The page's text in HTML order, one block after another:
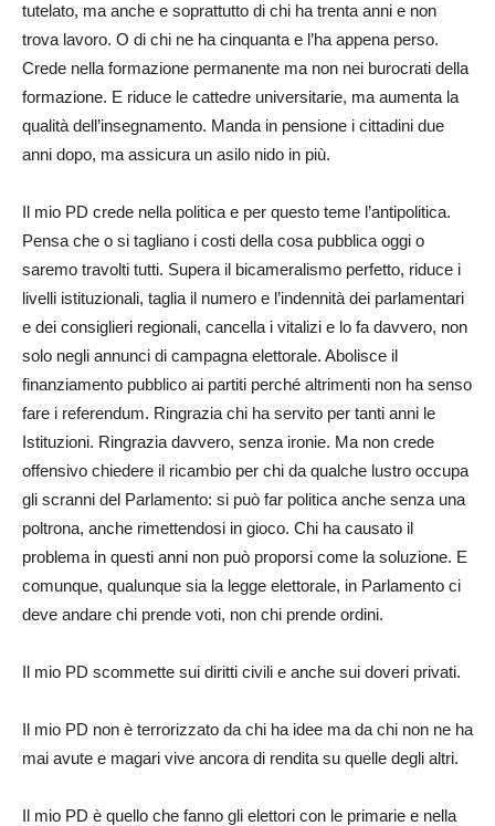
tutelato, ma anche e soprattutto di chi ha trenta anni e non
trova lavoro. O di chi ne ha cinquanta e l’ha appena perso.
Crede nella formazione permanente ma non nei burocrati della
formazione. E riduce le cattedre universitarie, ma aumenta la
qualità dell’insegnamento. Manda in pensione i cittadini due
anni dopo, ma assicura un asilo nido in più.
Il mio PD crede nella politica e per questo teme l’antipolitica.
Pensa che o si tagliano i costi della cosa pubblica oggi o
saremo travolti tutti. Supera il bicameralismo perfetto, riduce i
livelli istituzionali, taglia il numero e l’indennità dei parlamentari
e dei consiglieri regionali, cancella i vitalizi e lo fa davvero, non
solo negli annunci di campagna elettorale. Abolisce il
finanziamento pubblico ai partiti perché altrimenti non ha senso
fare i referendum. Ringrazia chi ha servito per tanti anni le
Istituzioni. Ringrazia davvero, senza ironie. Ma non crede
offensivo chiedere il ricambio per chi da qualche lustro occupa
gli scranni del Parlamento: si può far politica anche senza una
poltrona, anche rimettendosi in gioco. Chi ha causato il
problema in questi anni non può proporsi come la soluzione. E
comunque, qualunque sia la legge elettorale, in Parlamento ci
deve andare chi prende voti, non chi prende ordini.
Il mio PD scommette sui diritti civili e anche sui doveri privati.
Il mio PD non è terrorizzato da chi ha idee ma da chi non ne ha
mai avute e magari vive ancora di rendita su quelle degli altri.
Il mio PD è quello che fanno gli elettori con le primarie e nella